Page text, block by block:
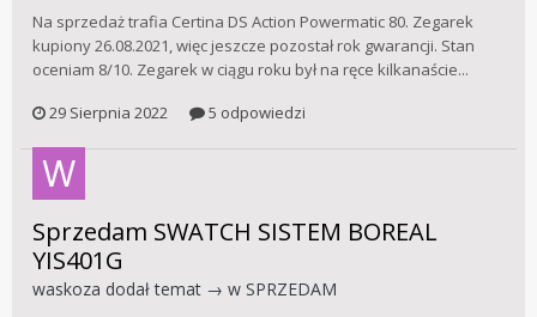
Na sprzedaż trafia Certina DS Action Powermatic 80. Zegarek
kupiony 26.08.2021, więc jeszcze pozostał rok gwarancji. Stan
oceniam 8/10. Zegarek w ciągu roku był na ręce kilkanaście...
29 Sierpnia 2022
5 odpowiedzi
Sprzedam SWATCH SISTEM BOREAL
YIS401G
waskoza dodał temat → w SPRZEDAM